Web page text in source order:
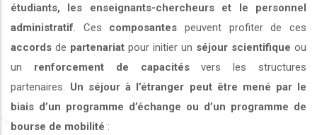
étudiants, les enseignants-chercheurs et le personnel
administratif . Ces composantes peuvent profiter de ces
accords de partenariat pour initier un séjour scientifique ou
un renforcement de capacitésvers les structures
partenaires. Un séjour à l’étranger peut être mené par le
biais d’un programme d’échange ou d’un programme de
bourse de mobilité :